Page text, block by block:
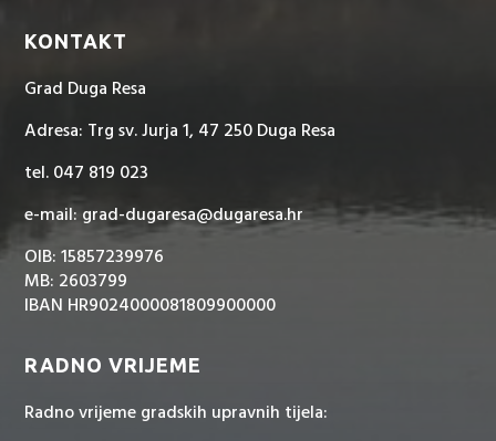
KONTAKT
Grad Duga Resa
Adresa: Trg sv. Jurja 1, 47 250 Duga Resa
tel. 047 819 023
e-mail: grad-dugaresa@dugaresa.hr
OIB: 15857239976
MB: 2603799
IBAN HR9024000081809900000
RADNO VRIJEME
Radno vrijeme gradskih upravnih tijela: